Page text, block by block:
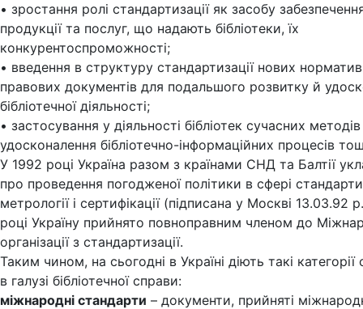
• зростання ролі стандартизації як засобу
продукції та послуг, що надають бібліотеки, їх
конкурентоспроможності;
• введення в структуру стандартизації нових
правових документів для подальшого розвитку й
бібліотечної діяльності;
• застосування у діяльності бібліотек сучасних методів
удосконалення бібліотечно-інформаційних процесів
У 1992 році Україна разом з країнами СНД та Балтії
про проведення погодженої політики в сфері
метрології і сертифікації (підписана у Москві 13.03.92
році Україну прийнято повноправним членом до
організації з стандартизації.
Таким чином, на сьогодні в Україні діють такі категорії
в галузі бібліотечної справи:
міжнародні стандарти – документи, прийняті